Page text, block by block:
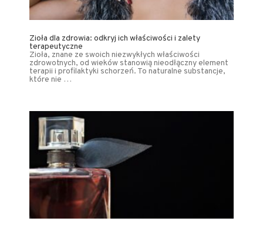
Zioła dla zdrowia: odkryj ich właściwości i zalety
terapeutyczne
Zioła, znane ze swoich niezwykłych właściwości
zdrowotnych, od wieków stanowią nieodłączny element
terapii i profilaktyki schorzeń. To naturalne substancje,
które nie …